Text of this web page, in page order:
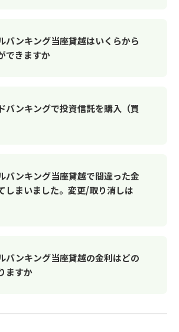
バンキング当座貸越はいくらから
できますか
バンキングで投資信託を購入（買
バンキング当座貸越で間違った金
しまいました。変更/取り消しは
バンキング当座貸越の金利はどの
ますか